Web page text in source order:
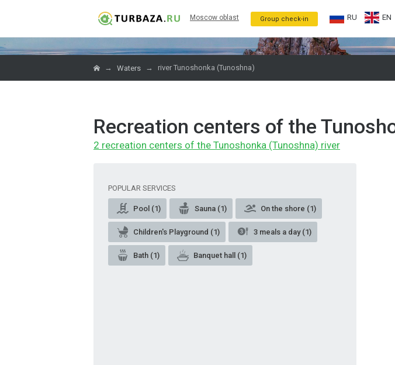
Moscow oblast Group check-in RU EN
→ Waters → river Tunoshonka (Tunoshna)
Recreation centers of the
2 recreation centers of the Tunoshonka (Tunoshna) river
POPULAR SERVICES
Pool (1) Sauna (1) On the shore (1)
Children's Playground (1) 3 meals a day (1)
Bath (1) Banquet hall (1)